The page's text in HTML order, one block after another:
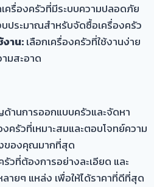
เครื่องครัวที่มีระบบความปลอดภัย
ประมาณสำหรับจัดซื้อเครื่องครัว
งาน:เลือกเครื่องครัวที่ใช้งานง่าย
มสะอาด
านการออกแบบครัวและจัดหา
ครัวที่เหมาะสมและตอบโจทย์ความ
ของคุณมากที่สุด
วที่ต้องการอย่างละเอียด และ
ลายๆ แหล่ง เพื่อให้ได้ราคาที่ดีที่สุด